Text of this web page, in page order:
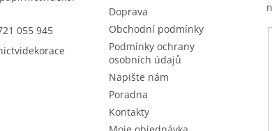
055 945
Doprava
Obchodní podmínky
Podmínky ochrany
osobních údajů
Napište nám
Poradna
Kontakty